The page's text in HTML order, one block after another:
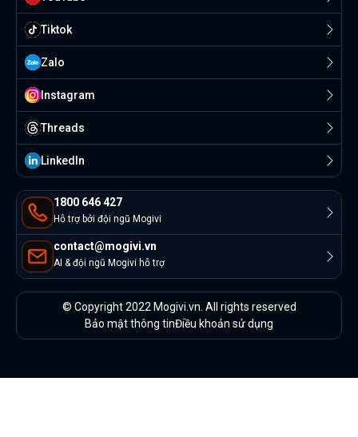
1800 646 427
Hỗ trợ bởi đội ngũ Mogivi
contact@mogivi.vn
AI & đội ngũ Mogivi hỗ trợ
Tiktok
Zalo
Instagram
Threads
Linkedln
© Copyright 2022 Mogivi.vn. All rights reserved
Bảo mật thông tinĐiều khoản sử dụng